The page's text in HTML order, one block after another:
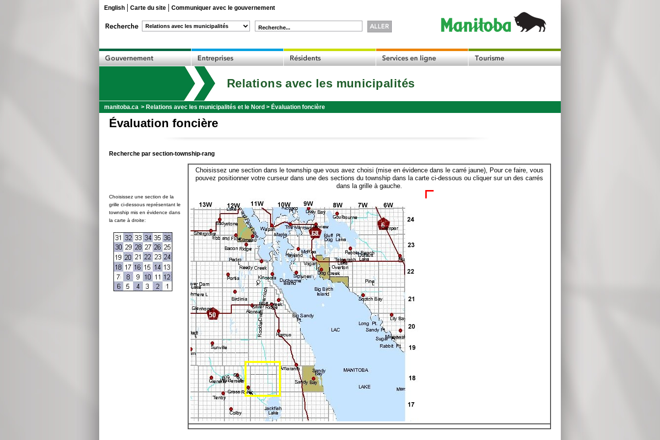
English Carte du site Communiquer avec le gouvernement
Recherche...
Relations avec les municipalités
manitoba.ca > Relations avec les municipalités et le Nord > Évaluation foncière
Évaluation foncière
Recherche par section-township-rang
Choisissez une section de la
grille ci-dessous représentant le
township mis en évidence dans
la carte à droite:
Choisissez une section dans le township que vous avez choisi (mise en évidence dans le carré jaune), Pour ce faire, vous
pouvez positionner votre curseur dans une des sections du township dans la carte ci-dessous ou cliquer sur un des carrés
dans la grille à gauche.